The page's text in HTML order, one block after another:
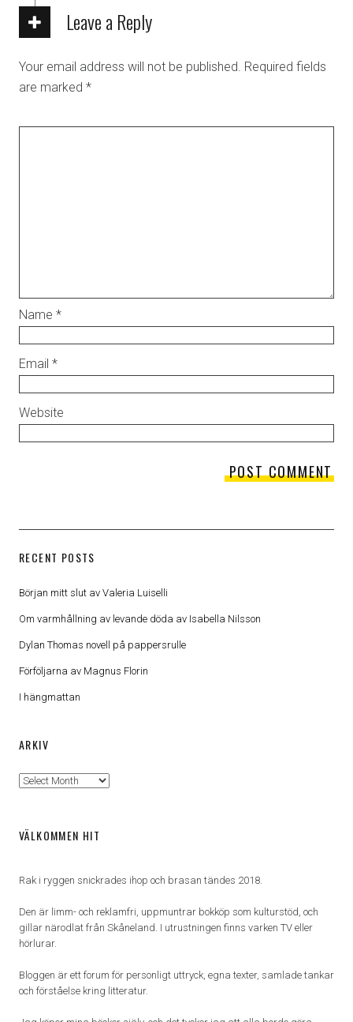
Leave a Reply
Your email address will not be published. Required fields
are marked *
Name *
Email *
Website
RECENT POSTS
Början mitt slut av Valeria Luiselli
Om varmhållning av levande döda av Isabella Nilsson
Dylan Thomas novell på pappersrulle
Förföljarna av Magnus Florin
I hängmattan
ARKIV
Arkiv
VÄLKOMMEN HIT
Rak i ryggen snickrades ihop och brasan tändes 2018.
Den är limm- och reklamfri, uppmuntrar bokköp som kulturstöd, och
gillar närodlat från Skåneland. I utrustningen finns varken TV eller
hörlurar.
Bloggen är ett forum för personligt uttryck, egna texter, samlade tankar
och förståelse kring litteratur.